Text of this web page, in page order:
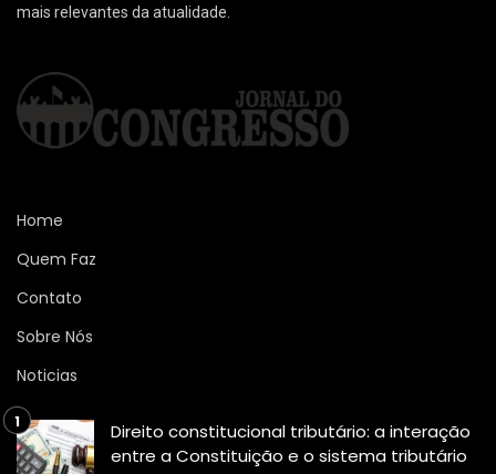
mais relevantes da atualidade.
Home
Quem Faz
Contato
Sobre Nós
Noticias
Direito constitucional tributário: a interação
entre a Constituição e o sistema tributário